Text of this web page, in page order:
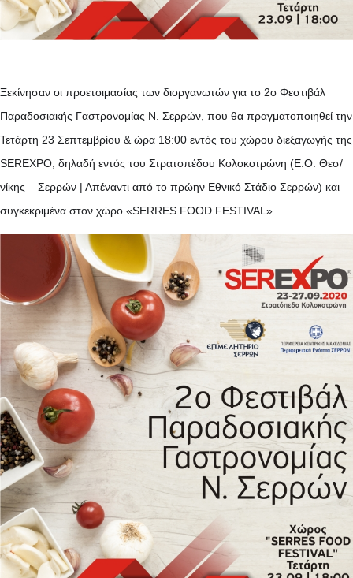
Ξεκίνησαν οι προετοιμασίας των διοργανωτών για το 2ο Φεστιβάλ
Παραδοσιακής Γαστρονομίας Ν. Σερρών, που θα πραγματοποιηθεί την
Τετάρτη 23 Σεπτεμβρίου & ώρα 18:00 εντός του χώρου διεξαγωγής της
SEREXPO, δηλαδή εντός του Στρατοπέδου Κολοκοτρώνη (Ε.Ο. Θεσ/
νίκης – Σερρών | Απέναντι από το πρώην Εθνικό Στάδιο Σερρών) και
συγκεκριμένα στον χώρο «SERRES FOOD FESTIVAL».